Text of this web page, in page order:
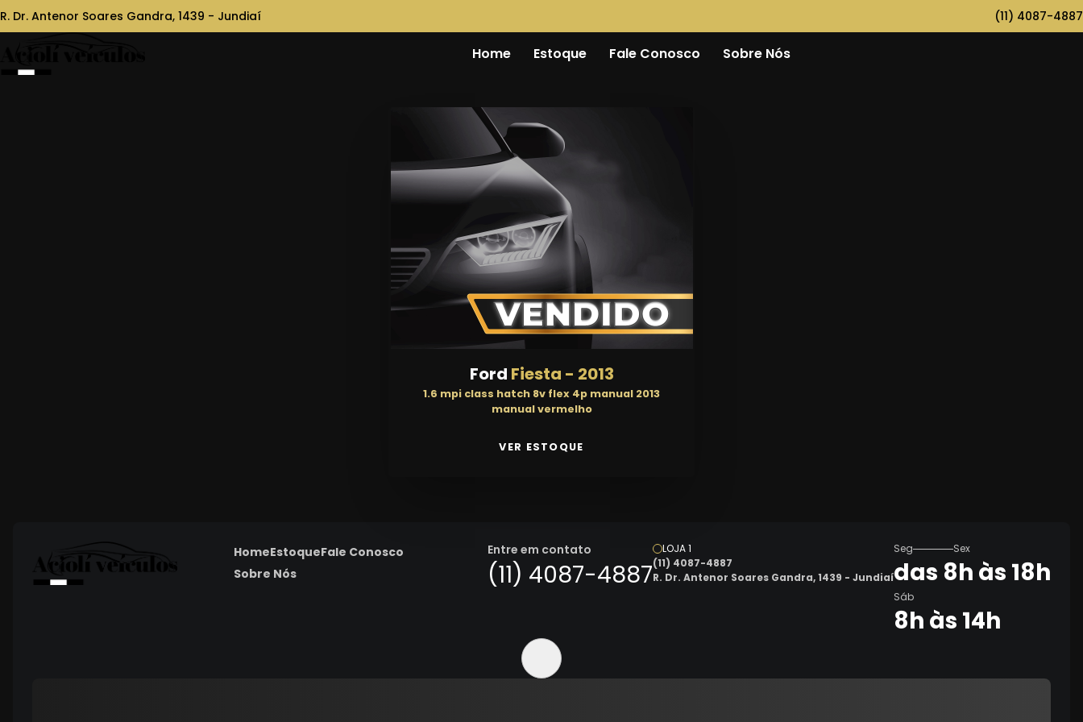
R. Dr. Antenor Soares Gandra, 1439 - Jundiaí (11) 4087-4887
Home Estoque Fale Conosco Sobre Nós
Ford Fiesta - 2013
1.6 mpi class hatch 8v flex 4p manual 2013
manual vermelho
VER ESTOQUE
HomeEstoqueFale Conosco
Sobre Nós
Entre em contato
(11) 4087-4887
LOJA 1
(11) 4087-4887
R. Dr. Antenor Soares Gandra, 1439 - Jundiaí
Seg Sex
das 8h às 18h
Sáb
8h às 14h